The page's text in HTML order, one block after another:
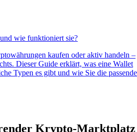
wie funktioniert sie?
kaufen oder aktiv handeln –
Dieser Guide erklärt, was eine Wallet
Typen es gibt und wie Sie die passende
Krypto-Marktplatz